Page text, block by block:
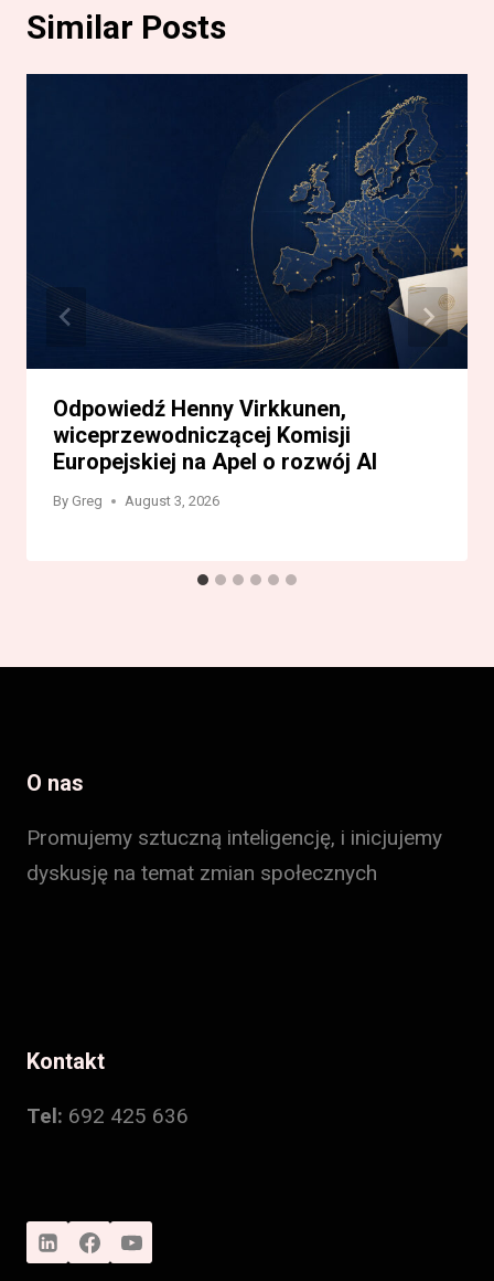
Similar Posts
Odpowiedź Henny Virkkunen,
wiceprzewodniczącej Komisji
Europejskiej na Apel o rozwój AI
By Greg August 3, 2026
O nas
Promujemy sztuczną inteligencję, i inicjujemy
dyskusję na temat zmian społecznych
Kontakt
Tel: 692 425 636